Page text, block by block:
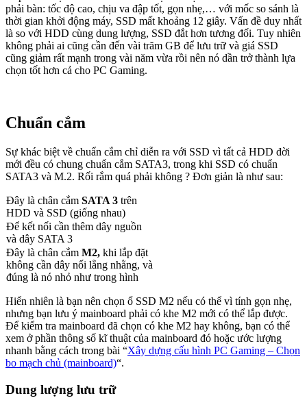
phải bàn: tốc độ cao, chịu va đập tốt, gọn nhẹ,… với mốc so sánh là
thời gian khởi động máy, SSD mất khoảng 12 giây. Vấn đề duy nhất
là so với HDD cùng dung lượng, SSD đắt hơn tương đối. Tuy nhiên
không phải ai cũng cần đến vài trăm GB để lưu trữ và giá SSD
cũng giảm rất mạnh trong vài năm vừa rồi nên nó dần trở thành lựa
chọn tốt hơn cả cho PC Gaming.
Chuẩn cắm
Sự khác biệt về chuẩn cắm chỉ diễn ra với SSD vì tất cả HDD đời
mới đều có chung chuẩn cắm SATA3, trong khi SSD có chuẩn
SATA3 và M.2. Rối rắm quá phải không ? Đơn giản là như sau:
Đây là chân cắm SATA 3 trên
HDD và SSD (giống nhau)
Để kết nối cần thêm dây nguồn
và dây SATA 3
Đây là chân cắm M2, khi lắp đặt
không cần dây nối lằng nhằng, và
đúng là nó nhỏ như trong hình
Hiển nhiên là bạn nên chọn ổ SSD M2 nếu có thể vì tính gọn nhẹ,
nhưng bạn lưu ý mainboard phải có khe M2 mới có thể lắp được.
Để kiểm tra mainboard đã chọn có khe M2 hay không, bạn có thể
xem ở phần thông số kĩ thuật của mainboard đó hoặc ước lượng
nhanh bằng cách trong bài “Xây dựng cấu hình PC Gaming – Chọn
bo mạch chủ (mainboard)“.
Dung lượng lưu trữ